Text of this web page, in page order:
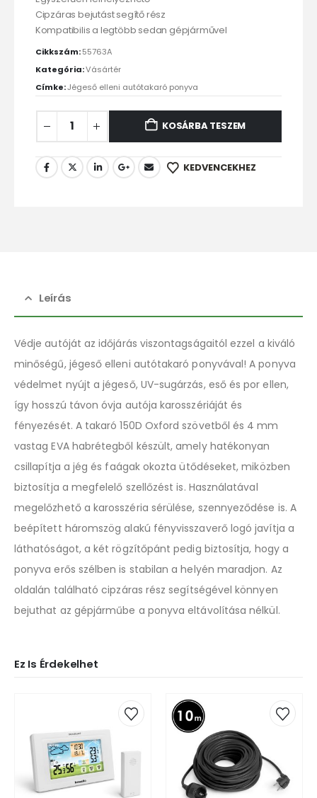
Cipzáras bejutást segítő rész
Kompatibilis a legtöbb sedan gépjárművel
Cikkszám:55763A
Kategória:Vásártér
Címke:Jégeső elleni autótakaró ponyva
KOSÁRBA TESZEM
KEDVENCEKHEZ
Leírás
Védje autóját az időjárás viszontagságaitól ezzel a kiváló
minőségű, jégeső elleni autótakaró ponyvával! A ponyva
védelmet nyújt a jégeső, UV-sugárzás, eső és por ellen,
így hosszú távon óvja autója karosszériáját és
fényezését. A takaró 150D Oxford szövetből és 4 mm
vastag EVA habrétegből készült, amely hatékonyan
csillapítja a jég és faágak okozta ütődéseket, miközben
biztosítja a megfelelő szellőzést is. Használatával
megelőzhető a karosszéria sérülése, szennyeződése is. A
beépített háromszög alakú fényvisszaverő logó javítja a
láthatóságot, a két rögzítőpánt pedig biztosítja, hogy a
ponyva erős szélben is stabilan a helyén maradjon. Az
oldalán található cipzáras rész segítségével könnyen
bejuthat az gépjárműbe a ponyva eltávolítása nélkül.
Ez Is Érdekelhet